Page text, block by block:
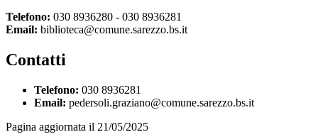
Telefono: 030 8936280 - 030 8936281
Email: biblioteca@comune.sarezzo.bs.it
Contatti
Telefono: 030 8936281
Email: pedersoli.graziano@comune.sarezzo.bs.it
Pagina aggiornata il 21/05/2025